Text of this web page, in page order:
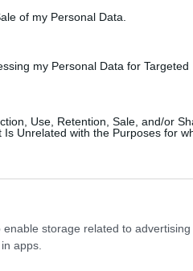
of my Personal Data.
my Personal Data for Targeted
Use, Retention, Sale, and/or
Unrelated with the Purposes for
storage related to
apps.